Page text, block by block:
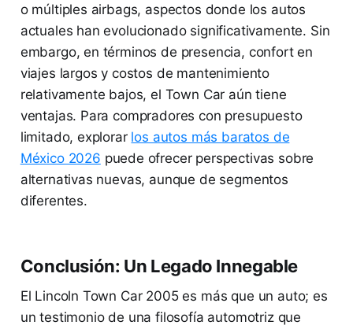
o múltiples airbags, aspectos donde los autos
actuales han evolucionado significativamente. Sin
embargo, en términos de presencia, confort en
viajes largos y costos de mantenimiento
relativamente bajos, el Town Car aún tiene
ventajas. Para compradores con presupuesto
limitado, explorar los autos más baratos de
México 2026 puede ofrecer perspectivas sobre
alternativas nuevas, aunque de segmentos
diferentes.
Conclusión: Un Legado Innegable
El Lincoln Town Car 2005 es más que un auto; es
un testimonio de una filosofía automotriz que